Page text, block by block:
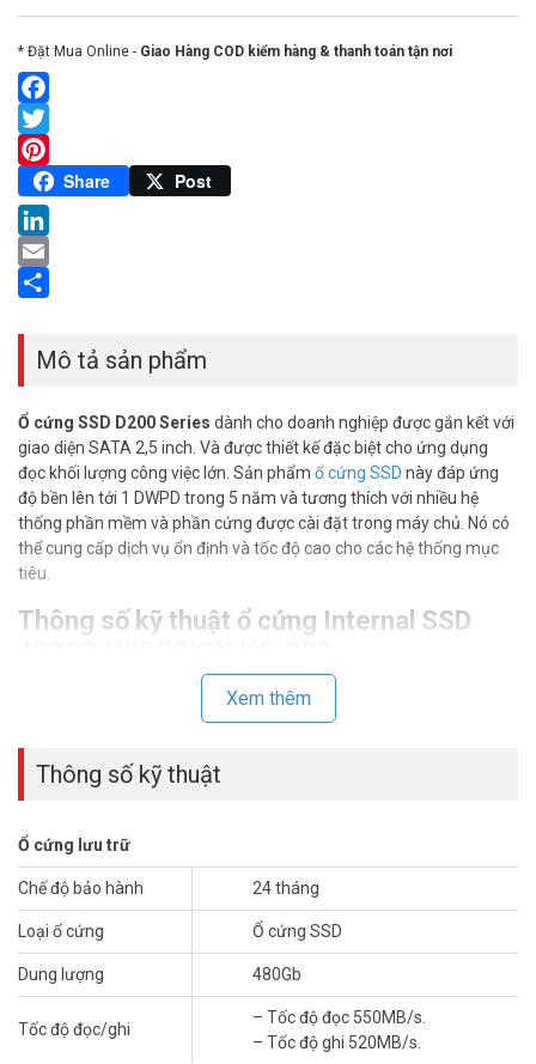
* Đặt Mua Online - Giao Hàng COD kiểm hàng & thanh toán tận nơi
Facebook
Twitter
Pinterest
Share Post
LinkedIn
Email
Mô tả sản phẩm
Ổ cứng SSD D200 Series dành cho doanh nghiệp được gắn kết với
giao diện SATA 2,5 inch. Và được thiết kế đặc biệt cho ứng dụng
đọc khối lượng công việc lớn. Sản phẩm ổ cứng SSD này đáp ứng
độ bền lên tới 1 DWPD trong 5 năm và tương thích với nhiều hệ
thống phần mềm và phần cứng được cài đặt trong máy chủ. Nó có
thể cung cấp dịch vụ ổn định và tốc độ cao cho các hệ thống mục
tiêu.
Thông số kỹ thuật ổ cứng Internal SSD
D200/PLP/480G
– Hãng sản xuất: Hikvision
– Model: D200.
– Dòng Data center.
– Dung lượng: 480GB.
– Tốc độ đọc 550MB/s.
– Tốc độ ghi 520MB/s.
– Bảo mật dữ liệu cao.
– Nhỏ và di động, dễ cài đặt.
– 1 DWPD trong 5 năm.
– Bật nguồn để sẵn sàng: 5s.
– Hỗ trợ chức năng của PLP.
– Nhiệt độ làm việc: 0~ 70 °C.
– Kích thước: 869.9mm*100.1mm*7.0mm.
Xem thêm
Thông số kỹ thuật
Ổ cứng lưu trữ
Chế độ bảo hành 24 tháng
Loại ổ cứng Ổ cứng SSD
Dung lượng 480Gb
Tốc độ đọc/ghi
– Tốc độ đọc 550MB/s.
– Tốc độ ghi 520MB/s.